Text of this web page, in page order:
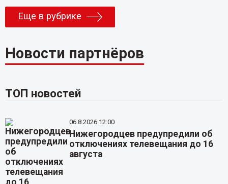
Еще в рубрике
Новости партнёров
ТОП новостей
06.8.2026 12:00
Нижегородцев предупредили об
отключениях телевещания до 16
августа